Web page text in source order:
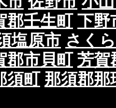
郡壬生町 下野
塩原市 さく
郡市貝町 芳賀
須町 那須郡那